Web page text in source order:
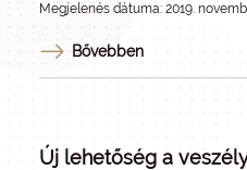
Megjelenés dátuma: 2019.
Bővebben
Új lehetőség a